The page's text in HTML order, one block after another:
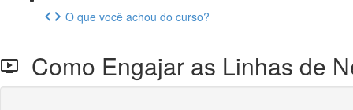
O que você achou do curso?
Como Engajar as Linhas de